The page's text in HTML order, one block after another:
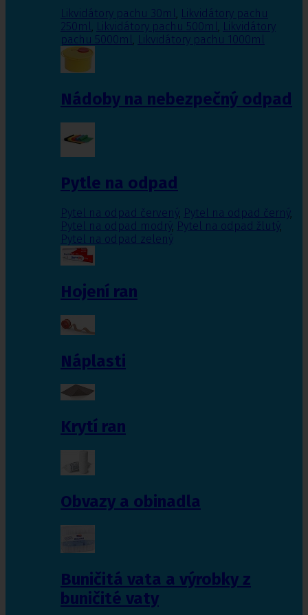
Likvidátory pachu 30ml, Likvidátory pachu
250ml, Likvidátory pachu 500ml, Likvidátory
pachu 5000ml, Likvidátory pachu 1000ml
Nádoby na nebezpečný odpad
Pytle na odpad
Pytel na odpad červený, Pytel na odpad černý,
Pytel na odpad modrý, Pytel na odpad žlutý,
Pytel na odpad zelený
Hojení ran
Náplasti
Krytí ran
Obvazy a obinadla
Buničitá vata a výrobky z
buničité vaty